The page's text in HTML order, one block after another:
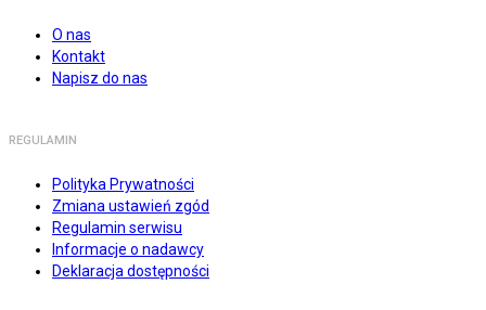
O nas
Kontakt
Napisz do nas
REGULAMIN
Polityka Prywatności
Zmiana ustawień zgód
Regulamin serwisu
Informacje o nadawcy
Deklaracja dostępności